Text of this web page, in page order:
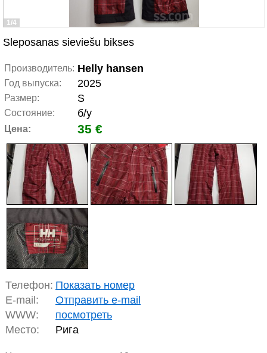
1/4
Sleposanas sieviešu bikses
Производитель: Helly hansen
Год выпуска: 2025
Размер: S
Состояние: б/у
Цена: 35 €
Телефон: Показать номер
E-mail:
Отправить e-mail
WWW:
посмотреть
Место:
Рига